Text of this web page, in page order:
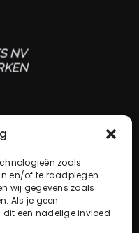
zoals
en/of te raadplegen.
wij gegevens zoals
Als je geen
een nadelige invloed